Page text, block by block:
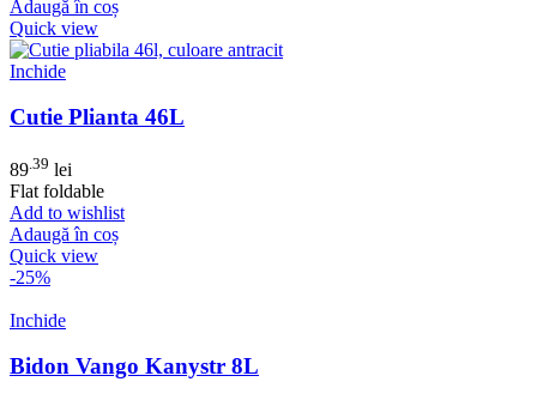
Adaugă în coș
Quick view
Inchide
Cutie Plianta 46L
89 .39 lei
Flat foldable
Add to wishlist
Adaugă în coș
Quick view
-25%
Inchide
Bidon Vango Kanystr 8L